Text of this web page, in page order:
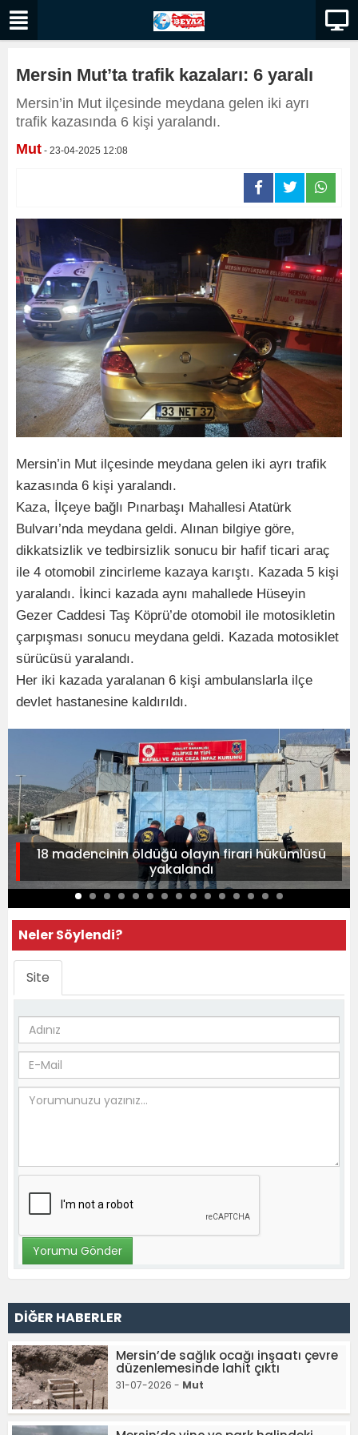
Mersin Mut’ta trafik kazaları: 6 yaralı
Mersin’in Mut ilçesinde meydana gelen iki ayrı
trafik kazasında 6 kişi yaralandı.
Mut - 23-04-2025 12:08
Mersin’in Mut ilçesinde meydana gelen iki ayrı trafik
kazasında 6 kişi yaralandı.
Kaza, İlçeye bağlı Pınarbaşı Mahallesi Atatürk
Bulvarı’nda meydana geldi. Alınan bilgiye göre,
dikkatsizlik ve tedbirsizlik sonucu bir hafif ticari araç
ile 4 otomobil zincirleme kazaya karıştı. Kazada 5 kişi
yaralandı. İkinci kazada aynı mahallede Hüseyin
Gezer Caddesi Taş Köprü’de otomobil ile motosikletin
çarpışması sonucu meydana geldi. Kazada motosiklet
sürücüsü yaralandı.
Her iki kazada yaralanan 6 kişi ambulanslarla ilçe
devlet hastanesine kaldırıldı.
18 madencinin öldüğü olayın firari hükümlüsü
yakalandı
Neler Söylendi?
Site
DİĞER HABERLER
Mersin’de sağlık ocağı inşaatı çevre
düzenlemesinde lahit çıktı
31-07-2026 - Mut